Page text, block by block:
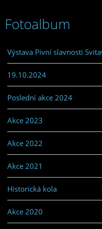
Fotoalbum
Výstava Pivní slavnosti
19.10.2024
Poslední akce 2024
Akce 2023
Akce 2022
Akce 2021
Historická kola
Akce 2020